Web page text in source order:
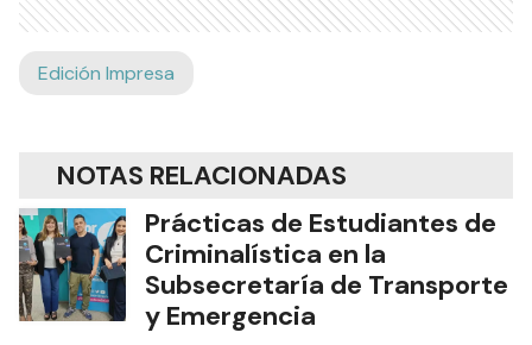
Edición Impresa
NOTAS RELACIONADAS
Prácticas de Estudiantes de
Criminalística en la
Subsecretaría de Transporte
y Emergencia